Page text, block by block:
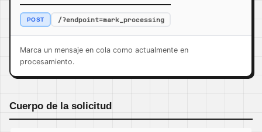
POST /?endpoint=mark_processing
Marca un mensaje en cola como actualmente en
procesamiento.
Cuerpo de la solicitud